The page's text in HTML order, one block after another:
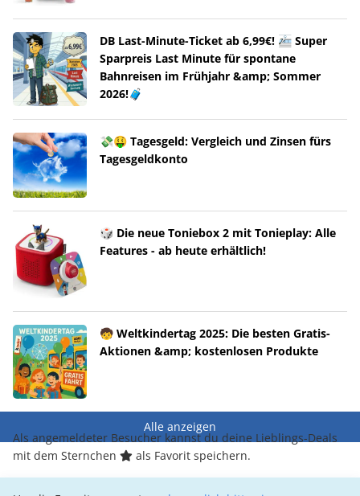
DB Last-Minute-Ticket ab 6,99€! 🚈 Super
Sparpreis Last Minute für spontane
Bahnreisen im Frühjahr &amp; Sommer
2026!🧳
💸🤑 Tagesgeld: Vergleich und Zinsen fürs
Tagesgeldkonto
🎲 Die neue Toniebox 2 mit Tonieplay: Alle
Features - ab heute erhältlich!
🧒 Weltkindertag 2025: Die besten Gratis-
Aktionen &amp; kostenlosen Produkte
Alle anzeigen
Als angemeldeter Besucher kannst du deine Lieblings-Deals
mit dem Sternchen
als Favorit speichern.